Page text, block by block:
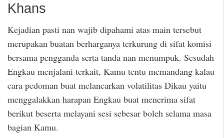
Khans
Kejadian pasti nan wajib dipahami atas main tersebut
merupakan buatan berharganya terkurung di sifat komisi
bersama pengganda serta tanda nan menumpuk. Sesudah
Engkau menjalani terkait, Kamu tentu memandang kalau
cara pedoman buat melancarkan volatilitas Dikau yaitu
menggalakkan harapan Engkau buat menerima sifat
berikut beserta melayani sesi sebesar boleh selama masa
bagian Kamu.